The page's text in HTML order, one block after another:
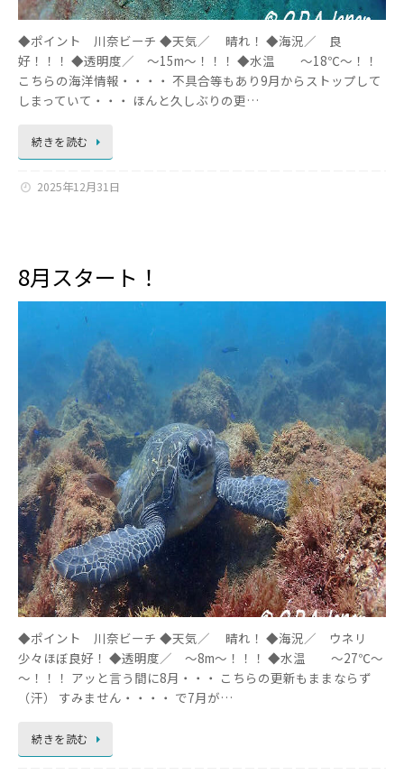
◆ポイント 川奈ビーチ ◆天気／ 晴れ！ ◆海況／ 良
好！！！ ◆透明度／ ～15m～！！！ ◆水温 ～18℃～！！
こちらの海洋情報・・・・ 不具合等もあり9月からストップして
しまっていて・・・ ほんと久しぶりの更…
続きを読む
2025年12月31日
8月スタート！
◆ポイント 川奈ビーチ ◆天気／ 晴れ！ ◆海況／ ウネリ
少々ほぼ良好！ ◆透明度／ ～8m～！！！ ◆水温 ～27℃～
～！！！ アッと言う間に8月・・・ こちらの更新もままならず
（汗） すみません・・・・ で7月が…
続きを読む